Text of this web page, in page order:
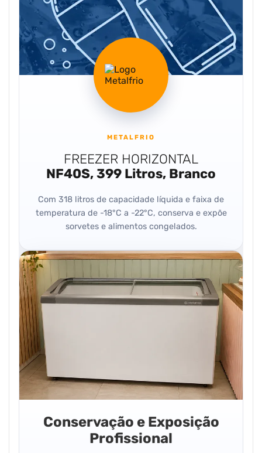
METALFRIO
FREEZER HORIZONTAL
NF40S, 399 Litros, Branco
Com 318 litros de capacidade líquida e faixa de
temperatura de -18°C a -22°C, conserva e expõe
sorvetes e alimentos congelados.
Conservação e Exposição
Profissional